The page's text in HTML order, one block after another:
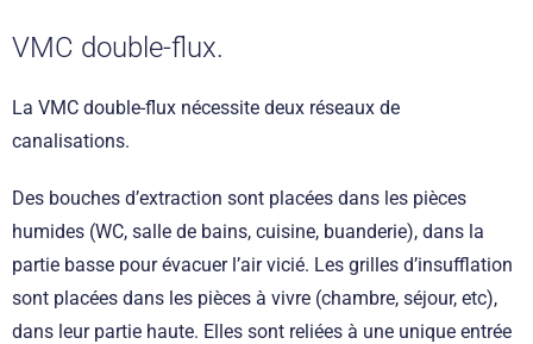
VMC double-flux.
La VMC double-flux nécessite deux réseaux de
canalisations.
Des bouches d’extraction sont placées dans les pièces
humides (WC, salle de bains, cuisine, buanderie), dans la
partie basse pour évacuer l’air vicié. Les grilles d’insufflation
sont placées dans les pièces à vivre (chambre, séjour, etc),
dans leur partie haute. Elles sont reliées à une unique entrée